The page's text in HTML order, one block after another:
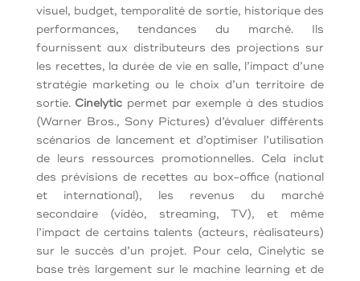
visuel, budget, temporalité de sortie, historique des
performances, tendances du marché. Ils
fournissent aux distributeurs des projections sur
les recettes, la durée de vie en salle, l’impact d’une
stratégie marketing ou le choix d’un territoire de
sortie. Cinelytic permet par exemple à des studios
(Warner Bros., Sony Pictures) d’évaluer différents
scénarios de lancement et d’optimiser l’utilisation
de leurs ressources promotionnelles. Cela inclut
des prévisions de recettes au box-office (national
et international), les revenus du marché
secondaire (vidéo, streaming, TV), et même
l’impact de certains talents (acteurs, réalisateurs)
sur le succès d’un projet. Pour cela, Cinelytic se
base très largement sur le machine learning et de